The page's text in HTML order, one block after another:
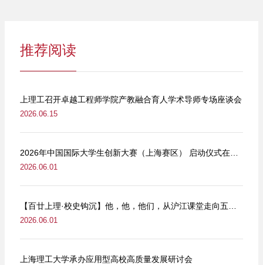
推荐阅读
上理工召开卓越工程师学院产教融合育人学术导师专场座谈会
2026.06.15
2026.06.01
2026.06.01
上海理工大学承办应用型高校高质量发展研讨会